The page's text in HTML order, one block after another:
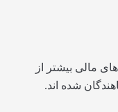
مالی بیشتر از
شده اند.